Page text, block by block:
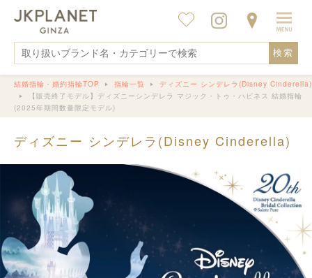
検索
結婚指輪・婚約指輪TOP 指輪一覧
ディズニー シンデレラ(Disney Cinderella)
【販売終了モデル】ディズニーシンデレラ マジック・トゥ・ハピネス 結婚指輪
(2025年期間数量限定モデル)
ディズニー シンデレラ(Disney Cinderella)